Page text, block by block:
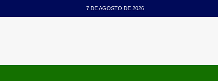
7 DE AGOSTO DE 2026